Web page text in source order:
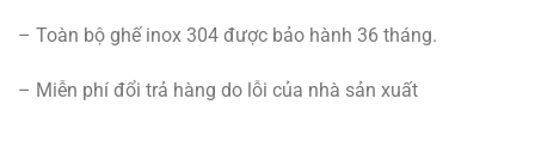
– Toàn bộ ghế inox 304 được bảo hành 36 tháng.
– Miễn phí đổi trả hàng do lỗi của nhà sản xuất